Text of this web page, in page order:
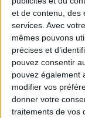
et de contenu, des
services. Avec
mêmes pouvons
précises et
pouvez consentir
pouvez également
modifier vos
donner votre
traitements de vos